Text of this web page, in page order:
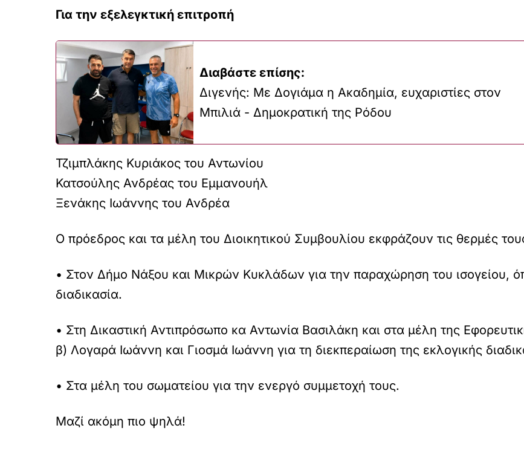
Για την εξελεγκτική επιτροπή
Διαβάστε επίσης:
Διγενής: Με Δογιάμα η Ακαδημία, ευχαριστίες στον
Μπιλιά - Δημοκρατική της Ρόδου
Τζιμπλάκης Κυριάκος του Αντωνίου
Κατσούλης Ανδρέας του Εμμανουήλ
Ξενάκης Ιωάννης του Ανδρέα
Ο πρόεδρος και τα μέλη του Διοικητικού Συμβουλίου εκφράζουν τις θερμές
• Στον Δήμο Νάξου και Μικρών Κυκλάδων για την παραχώρηση του ισογείου,
διαδικασία.
• Στη Δικαστική Αντιπρόσωπο κα Αντωνία Βασιλάκη και στα μέλη της
β) Λογαρά Ιωάννη και Γιοσμά Ιωάννη για τη διεκπεραίωση της εκλογικής
• Στα μέλη του σωματείου για την ενεργό συμμετοχή τους.
Μαζί ακόμη πιο ψηλά!